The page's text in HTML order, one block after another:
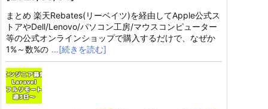
まとめ 楽天Rebates(リーベイツ)を経由してApple公式ス
トアやDell/Lenovo/パソコン工房/マウスコンピューター
等の公式オンラインショップで購入するだけで、なぜか
1%～数%の …[続きを読む]